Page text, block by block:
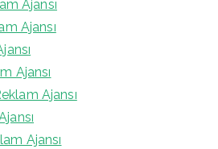
Ajansı
Ajansı
Ajansı
Ajansı
Ajansı